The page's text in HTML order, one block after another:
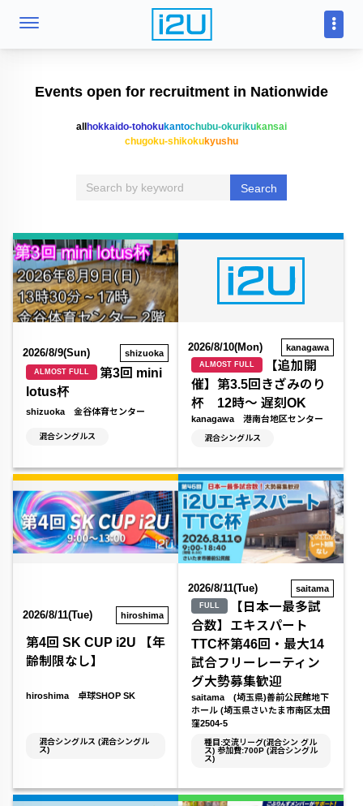
Events open for recruitment in Nationwide
all hokkaido-tohokukantochubu-okurikukansai
chugoku-shikokukyushu
Search
2026/8/9(Sun) shizuoka
ALMOST FULL
第3回 mini
lotus杯
shizuoka 金谷体育センター
混合シングルス
2026/8/10(Mon) kanagawa
ALMOST FULL
【追加開
催】第3.5回きざみのり
杯 12時～ 遅刻OK
kanagawa 港南台地区センター
混合シングルス
2026/8/11(Tue) hiroshima
第4回 SK CUP i2U 【年
齢制限なし】
hiroshima 卓球SHOP SK
混合シングルス (混合シングル
ス)
2026/8/11(Tue) saitama
FULL
【日本一最多試
合数】エキスパート
TTC杯第46回・最大14
試合フリーレーティン
グ大勢募集歓迎
saitama (埼玉県)善前公民館地下
ホール (埼玉県さいたま市南区太田
窪2504-5
種目:交流リーグ(混合シン グル
ス) 参加費:700P (混合シングル
ス)